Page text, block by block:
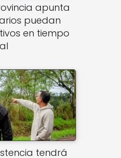
apunta
puedan
en tiempo
tendrá